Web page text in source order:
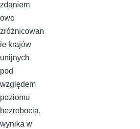
zdaniem
owo
zróżnicowan
ie krajów
unijnych
pod
względem
poziomu
bezrobocia,
wynika w